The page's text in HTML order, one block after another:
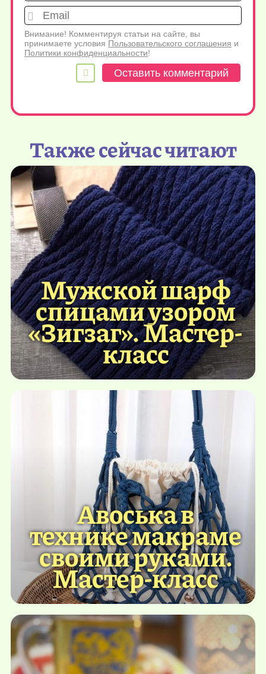
Внимание! Комментируя статьи на сайте, вы
принимаете условия Пользовательского соглашения и
Политики конфиденциальности!
Также сейчас читают
Мужской шарф
спицами узором
«Зигзаг». Мастер-
класс
Авоська в
технике макраме
своими руками.
Мастер-класс